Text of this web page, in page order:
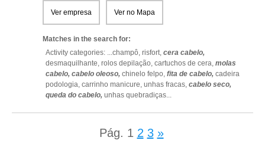
Ver empresa Ver no Mapa
Matches in the search for:
Activity categories: ...champô, risfort, cera cabelo,
desmaquilhante, rolos depilação, cartuchos de cera, molas
cabelo, cabelo oleoso, chinelo felpo, fita de cabelo, cadeira
podologia, carrinho manicure, unhas fracas, cabelo seco,
queda do cabelo, unhas quebradiças...
Pág. 1 2 3 »